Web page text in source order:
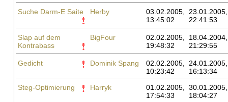
Suche Darm-E Saite
Herby
03.02.2005,
13:45:02
23.01.2005,
22:41:53
Slap auf dem
Kontrabass
BigFour
02.02.2005,
19:48:32
18.04.2004,
21:29:55
Gedicht Dominik Spang
02.02.2005,
10:23:42
24.01.2005,
16:13:34
Steg-Optimierung
Harryk
01.02.2005,
17:54:33
30.01.2005,
18:04:27